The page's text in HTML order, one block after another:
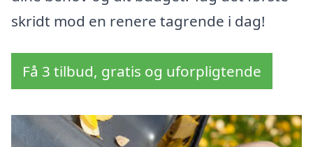
skridt mod en renere tagrende i dag!
Få 3 tilbud, gratis og uforpligtende